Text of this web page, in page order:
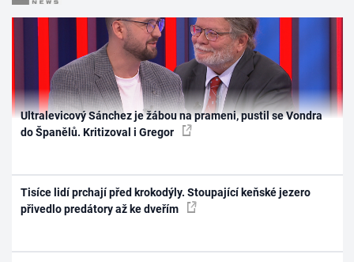
Ultralevicový Sánchez je žábou na prameni, pustil se Vondra
do Španělů. Kritizoval i Gregor
Tisíce lidí prchají před krokodýly. Stoupající keňské jezero
přivedlo predátory až ke dveřím